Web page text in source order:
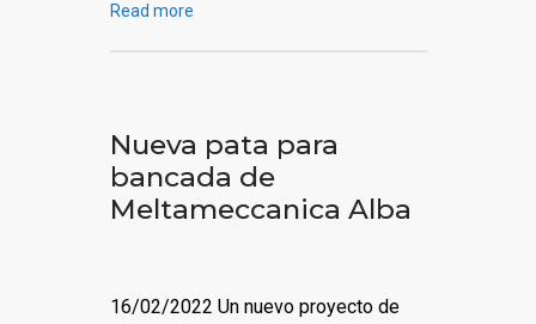
Read more
Nueva pata para
bancada de
Meltameccanica Alba
16/02/2022 Un nuevo proyecto de